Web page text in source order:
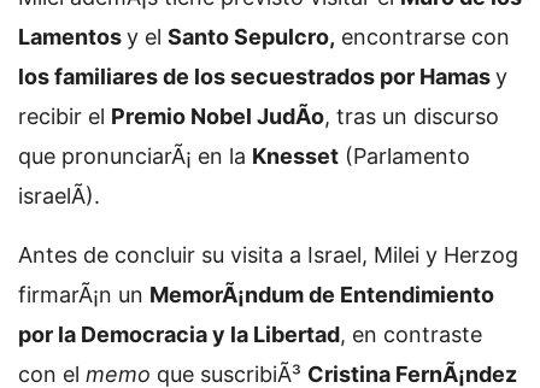
Lamentosy el Santo Sepulcro, encontrarse con
los familiares de los secuestrados por Hamasy
recibir el Premio Nobel JudÃ­o, tras un discurso
que pronunciarÃ¡ en la Knesset (Parlamento
israelÃ­).
Antes de concluir su visita a Israel, Milei y Herzog
firmarÃ¡n un MemorÃ¡ndum de Entendimiento
por la Democracia y la Libertad, en contraste
con el memo que suscribiÃ³ Cristina FernÃ¡ndez